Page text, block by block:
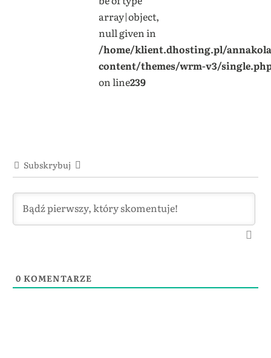
array|object,
null given in
/home/klient.dhosting.pl/
content/themes/wrm-v3/
on line239
Subskrybuj
0 KOMENTARZE